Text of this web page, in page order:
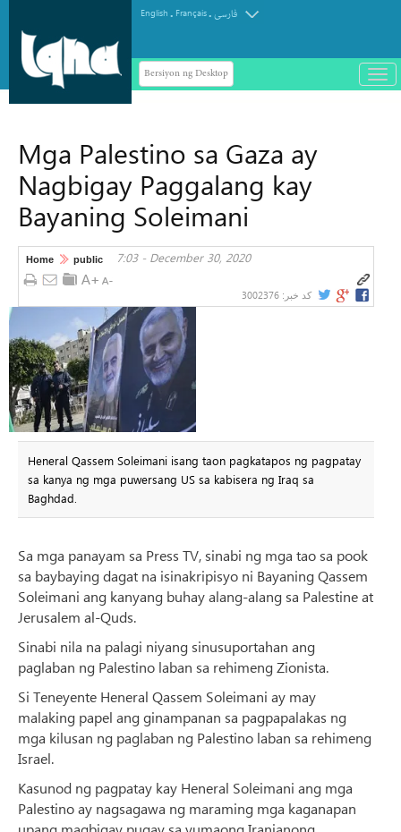
English . Français.فارسی
Bersiyon ng Desktop
باز
و
Mga Palestino sa Gaza ay
Nagbigay Paggalang kay
Bayaning Soleimani
Home public 7:03 - December 30, 2020
کد خبر: 3002376
Heneral Qassem Soleimani isang taon pagkatapos ng pagpatay
sa kanya ng mga puwersang US sa kabisera ng Iraq sa
Baghdad.
Sa mga panayam sa Press TV, sinabi ng mga tao sa pook
sa baybaying dagat na isinakripisyo ni Bayaning Qassem
Soleimani ang kanyang buhay alang-alang sa Palestine at
Jerusalem al-Quds.
Sinabi nila na palagi niyang sinusuportahan ang
paglaban ng Palestino laban sa rehimeng Zionista.
Si Teneyente Heneral Qassem Soleimani ay may
malaking papel ang ginampanan sa pagpapalakas ng
mga kilusan ng paglaban ng Palestino laban sa rehimeng
Israel.
Kasunod ng pagpatay kay Heneral Soleimani ang mga
Palestino ay nagsagawa ng maraming mga kaganapan